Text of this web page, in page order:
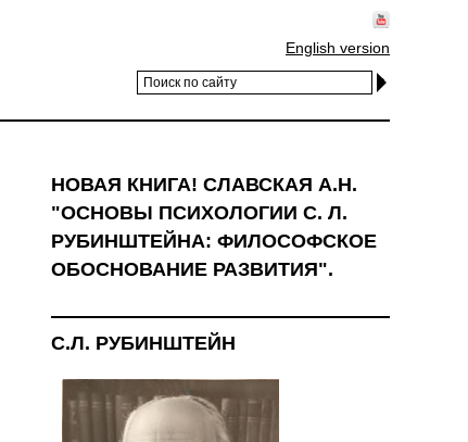
English version
НОВАЯ КНИГА! СЛАВСКАЯ А.Н.
"ОСНОВЫ ПСИХОЛОГИИ С. Л.
РУБИНШТЕЙНА: ФИЛОСОФСКОЕ
ОБОСНОВАНИЕ РАЗВИТИЯ".
С.Л. РУБИНШТЕЙН